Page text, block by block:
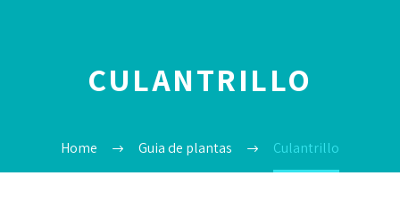
CULANTRILLO
Home Guia de plantas Culantrillo